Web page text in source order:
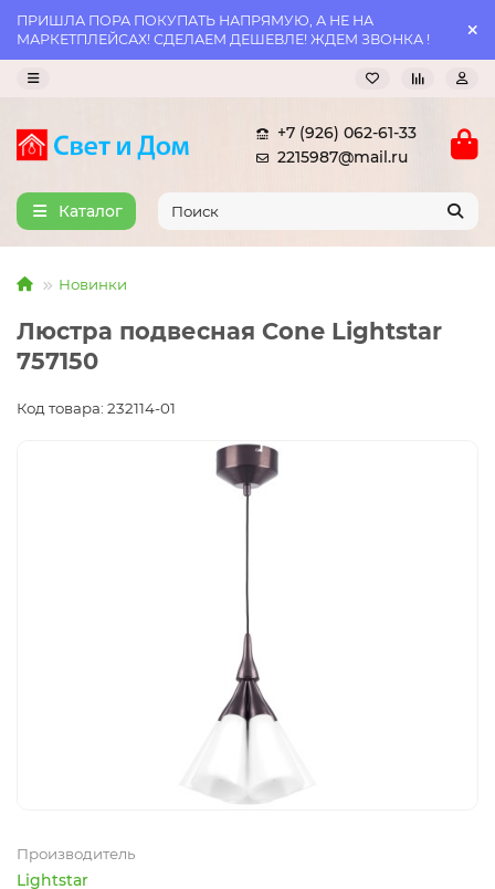
ПРИШЛА ПОРА ПОКУПАТЬ НАПРЯМУЮ, А НЕ НА
МАРКЕТПЛЕЙСАХ! СДЕЛАЕМ ДЕШЕВЛЕ! ЖДЕМ ЗВОНКА !
+7 (926) 062-61-33
2215987@mail.ru
Каталог
Новинки
Люстра подвесная Cone Lightstar
757150
Код товара: 232114-01
Производитель
Lightstar